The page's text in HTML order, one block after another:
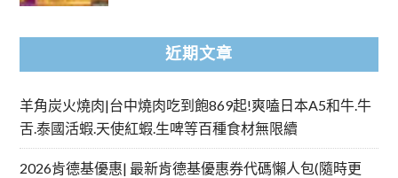
近期文章
羊角炭火燒肉|台中燒肉吃到飽869起!爽嗑日本A5和牛.牛
舌.泰國活蝦.天使紅蝦.生啤等百種食材無限續
2026肯德基優惠| 最新肯德基優惠券代碼懶人包(隨時更